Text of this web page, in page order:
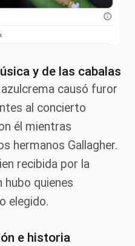
y de las cabalas
causó furor
al concierto
él mientras
hermanos Gallagher.
recibida por la
hubo quienes
elegido.
e historia